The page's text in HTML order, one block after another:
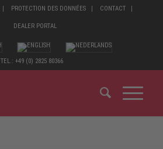
PROTECTION DES DONNÉES CONTACT
DEALER PORTAL
TEL.: +49 (0) 2825 80366